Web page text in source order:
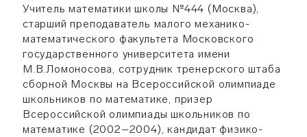
Учитель математики школы №444 (Москва),
старший преподаватель малого механико-
математического факультета Московского
государственного университета имени
М.В.Ломоносова, сотрудник тренерского штаба
сборной Москвы на Всероссийской олимпиаде
школьников по математике, призер
Всероссийской олимпиады школьников по
математике (2002–2004), кандидат физико-